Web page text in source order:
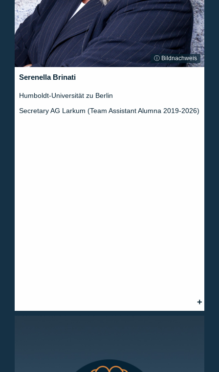
ⓘ Bildnachweis
Serenella Brinati
Humboldt-Universität zu Berlin
Secretary AG Larkum (Team Assistant Alumna 2019-2026)